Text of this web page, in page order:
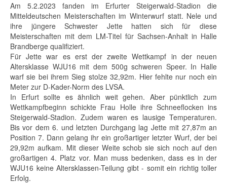
Am 5.2.2023 fanden im Erfurter Steigerwald-Stadion die
Mitteldeutschen Meisterschaften im Winterwurf statt. Nele und
ihre jüngere Schwester Jette hatten sich für diese
Meisterschaften mit dem LM-Titel für Sachsen-Anhalt in Halle
Brandberge qualifiziert.
Für Jette war es erst der zweite Wettkampf in der neuen
Altersklasse WJU16 mit dem 500g schweren Speer. In Halle
warf sie bei ihrem Sieg stolze 32,92m. Hier fehlte nur noch ein
Meter zur D-Kader-Norm des LVSA.
In Erfurt sollte es ähnlich weit gehen. Aber pünktlich zum
Wettkampfbeginn schickte Frau Holle ihre Schneeflocken ins
Steigerwald-Stadion. Zudem waren es lausige Temperaturen.
Bis vor dem 6. und letzten Durchgang lag Jette mit 27,87m an
Position 7. Dann gelang ihr ein großartiger letzter Wurf, der bei
29,92m aufkam. Mit dieser Weite schob sie sich noch auf den
großartigen 4. Platz vor. Man muss bedenken, dass es in der
WJU16 keine Altersklassen-Teilung gibt - somit ein richtig toller
Erfolg.